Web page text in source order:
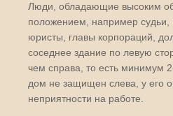
Люди, обладающие высоким
положением, например судьи,
юристы, главы корпораций,
соседнее здание по левую
чем справа, то есть минимум
дом не защищен слева, у его
неприятности на работе.